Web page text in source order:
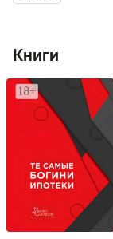
Книги